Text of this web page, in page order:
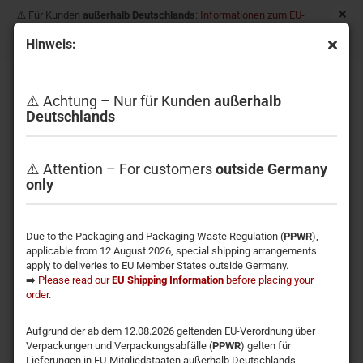
Hinweis:
⚠️ Achtung – Nur für Kunden außerhalb
Deutschlands
⚠️ Attention – For customersoutside Germany
only
Due to the Packaging and Packaging Waste Regulation (PPWR),
applicable from 12 August 2026, special shipping arrangements
apply to deliveries to EU Member States outside Germany.
➡️ Please read ourEU Shipping Information before placing your
order.
Aufgrund der ab dem 12.08.2026 geltenden EU-Verordnung über
Verpackungen und Verpackungsabfälle (PPWR) gelten für
Lieferungen in EU-Mitgliedstaaten außerhalb Deutschlands
⚠️ Für Kunden außerhalb Deutschlands: Informationen zum EU-
Sortieren nach
Sortieren nach Alle Hersteller
25 pro Seite
pro Seite